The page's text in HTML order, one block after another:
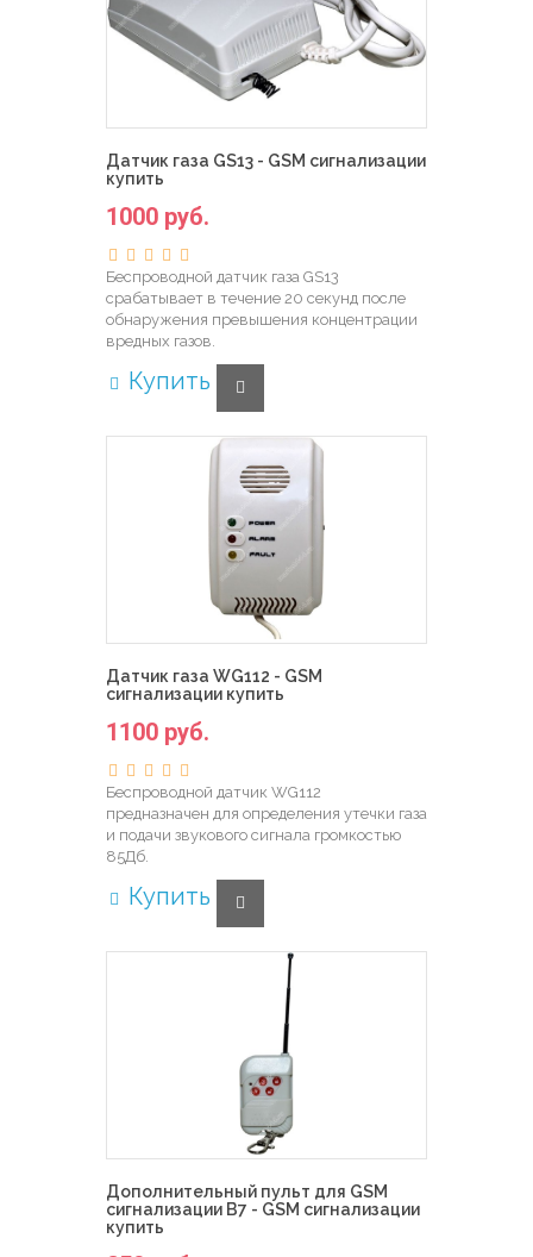
Датчик газа GS13 - GSM сигнализации
купить
1000 руб.
Беспроводной датчик газа GS13
срабатывает в течение 20 секунд после
обнаружения превышения концентрации
вредных газов.
Купить
Датчик газа WG112 - GSM
сигнализации купить
1100 руб.
Беспроводной датчик WG112
предназначен для определения утечки газа
и подачи звукового сигнала громкостью
85Дб.
Купить
Дополнительный пульт для GSM
сигнализации B7 - GSM сигнализации
купить